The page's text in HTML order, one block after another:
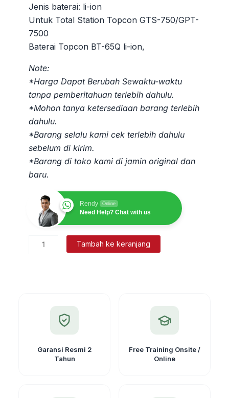
Jenis baterai: li-ion
Untuk Total Station Topcon GTS-750/GPT-
7500
Baterai Topcon BT-65Q li-ion,
Note:
*Harga Dapat Berubah Sewaktu-waktu
tanpa pemberitahuan terlebih dahulu.
*Mohon tanya ketersediaan barang terlebih
dahulu.
*Barang selalu kami cek terlebih dahulu
sebelum di kirim.
*Barang di toko kami di jamin original dan
baru.
Rendy Online
Need Help? Chat with us
Kuantitas
Tambah ke keranjang
Garansi Resmi 2
Tahun
Free Training Onsite /
Online